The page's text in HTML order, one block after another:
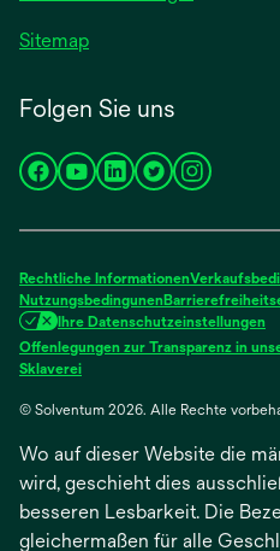
Sitemap
Folgen Sie uns
wird
neuen
Registerkarte
geöffnet
wird
neuen
Registerkarte
geöffnet
wird
neuen
Registerkarte
geöffnet
wird
neuen
Registerkarte
geöffnet
wird
neuen
geöffnet
Rechtliche Informationen
Nutzungsbedingunen
Ihre Datenschutzeinstellungen
Offenlegungen zur Transparenz in
Sklavereiwird
einer
Registerkarte
geöffnet
© Solventum 2026. Alle Rechte
Wo auf dieser Website die
wird, geschieht dies
besseren Lesbarkeit. Die
gleichermaßen für alle